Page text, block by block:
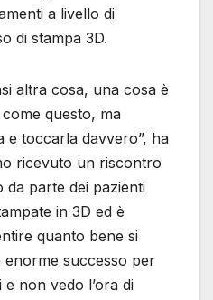
a livello di
di stampa 3D.
altra cosa, una cosa è
questo, ma
e toccarla davvero”, ha
ricevuto un riscontro
da parte dei pazienti
in 3D ed è
quanto bene si
enorme successo per
e non vedo l’ora di